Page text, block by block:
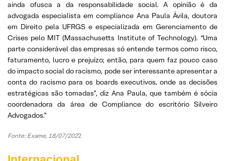
ainda ofusca a da responsabilidade social. A opinião é da
advogada especialista em compliance Ana Paula Ávila, doutora
em Direito pela UFRGS e especializada em Gerenciamento de
Crises pelo MIT (Massachusetts Institute of Technology). “Uma
parte considerável das empresas só entende termos como risco,
faturamento, lucro e prejuízo; então, para quem faz pouco caso
do impacto social do racismo, pode ser interessante apresentar a
conta do racismo para os boards executivos, onde as decisões
estratégicas são tomadas”, diz Ana Paula, que também é sócia
coordenadora da área de Compliance do escritório Silveiro
Advogados.”
Fonte: Exame, 18/07/2022